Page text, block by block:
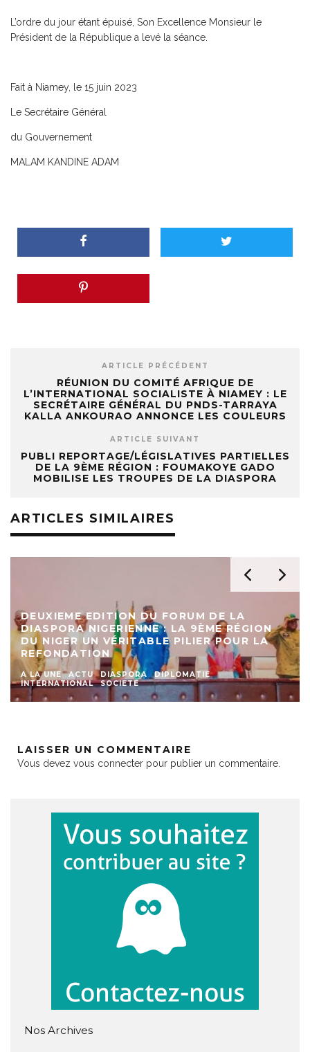
L’ordre du jour étant épuisé, Son Excellence Monsieur le
Président de la République a levé la séance.
Fait à Niamey, le 15 juin 2023
Le Secrétaire Général
du Gouvernement
MALAM KANDINE ADAM
ARTICLE PRÉCÉDENT
RÉUNION DU COMITÉ AFRIQUE DE
L’INTERNATIONAL SOCIALISTE À NIAMEY : LE
SECRÉTAIRE GÉNÉRAL DU PNDS-TARRAYA
KALLA ANKOURAO ANNONCE LES COULEURS
ARTICLE SUIVANT
PUBLI REPORTAGE/LÉGISLATIVES PARTIELLES
DE LA 9ÈME RÉGION : FOUMAKOYE GADO
MOBILISE LES TROUPES DE LA DIASPORA
ARTICLES SIMILAIRES
DEUXIEME EDITION DU FORUM DE LA
DIASPORA NIGERIENNE : LA 9ÈME RÉGION
DU NIGER UN VÉRITABLE PILIER POUR LA
REFONDATION
A LA UNE ACTU DIASPORA
DIPLOMATIE
INTERNATIONAL
SOCIETE
LAISSER UN COMMENTAIRE
Vous devez vous connecter pour publier un commentaire.
Nos Archives